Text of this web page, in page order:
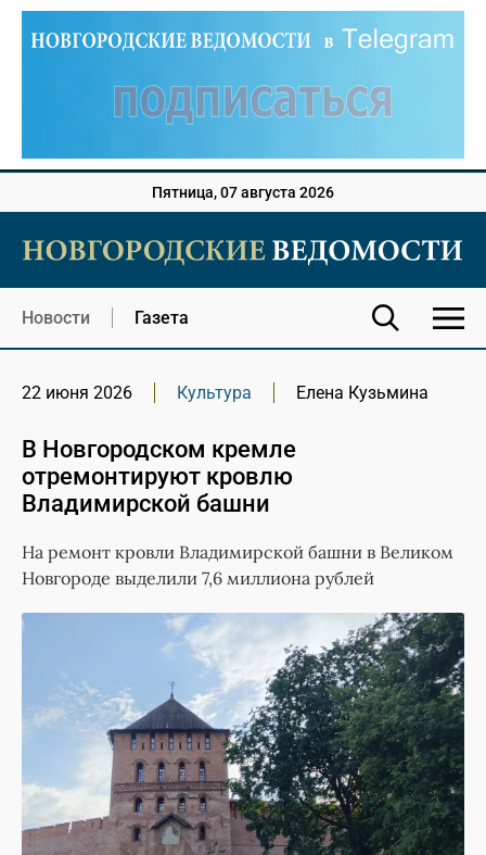
Пятница, 07 августа 2026
Новости Газета
22 июня 2026 Культура Елена Кузьмина
В Новгородском кремле
отремонтируют кровлю
Владимирской башни
На ремонт кровли Владимирской башни в Великом
Новгороде выделили 7,6 миллиона рублей